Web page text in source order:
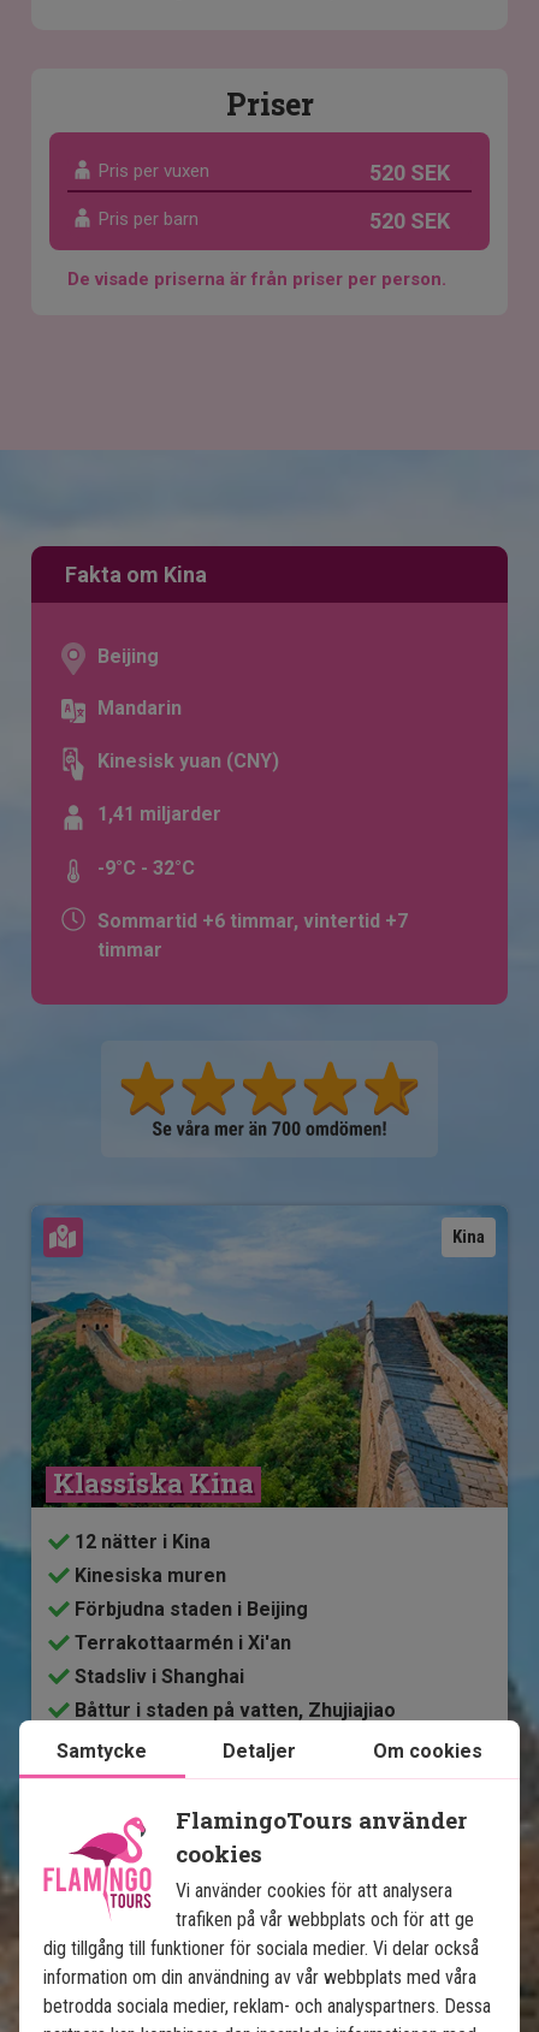
Priser
Pris per vuxen 520 SEK
Pris per barn 520 SEK
De visade priserna är från priser per person.
Fakta om Kina
Beijing
Mandarin
Kinesisk yuan (CNY)
1,41 miljarder
-9°C - 32°C
Sommartid +6 timmar, vintertid +7
timmar
Kina
Se karta
Klassiska Kina
12 nätter i Kina
Kinesiska muren
Förbjudna staden i Beijing
Terrakottaarmén i Xi'an
Stadsliv i Shanghai
Båttur i staden på vatten, Zhujiajiao
Möjlighet lägga till extra upplevelser
Stora grupprabatter
Alla transfer ingår
Ingår i priset
12 dagar
Pris pr.
pers. från
30 495kr. Läs mer
Samtycke Detaljer Om cookies
FlamingoTours använder
cookies
Vi använder cookies för att analysera
trafiken på vår webbplats och för att ge
dig tillgång till funktioner för sociala medier. Vi delar också
information om din användning av vår webbplats med våra
betrodda sociala medier, reklam- och analyspartners. Dessa